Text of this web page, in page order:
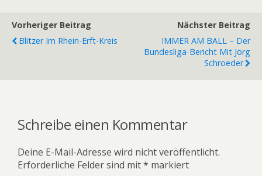
Vorheriger Beitrag
Blitzer Im Rhein-Erft-Kreis
Nächster Beitrag
IMMER AM BALL – Der
Bundesliga-Bericht Mit Jörg
Schroeder
Schreibe einen Kommentar
Deine E-Mail-Adresse wird nicht veröffentlicht.
Erforderliche Felder sind mit* markiert